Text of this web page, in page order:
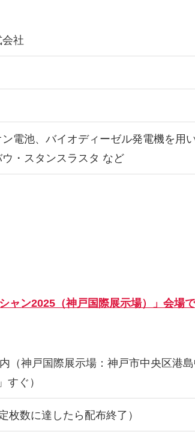
社
電池、バイオディーゼル発電機を用
・スタンスラスタ など
ン2025（神戸国際展示場）」会場
（神戸国際展示場：神戸市中央区港
すぐ）
枚数に達したら配布終了）